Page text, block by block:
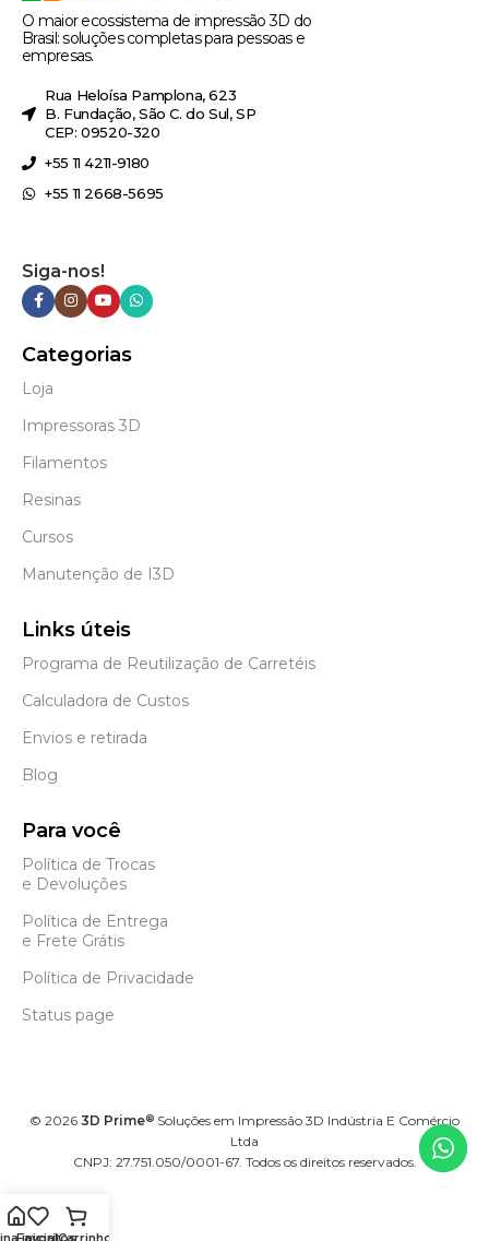
O maior ecossistema de impressão 3D do
Brasil: soluções completas para pessoas e
empresas.
Rua Heloísa Pamplona, 623
B. Fundação, São C. do Sul, SP
CEP: 09520-320
+55 11 4211-9180
+55 11 2668-5695
Siga-nos!
Categorias
Loja
Impressoras 3D
Filamentos
Resinas
Cursos
Manutenção de I3D
Links úteis
Programa de Reutilização de Carretéis
Calculadora de Custos
Envios e retirada
Blog
Para você
Política de Trocas
e Devoluções
Política de Entrega
e Frete Grátis
Política de Privacidade
Status page
© 2026 3D Prime® Soluções em Impressão 3D Indústria E Comércio
Ltda
CNPJ: 27.751.050/0001-67. Todos os direitos reservados.
inicial
FavoritosCarrinho